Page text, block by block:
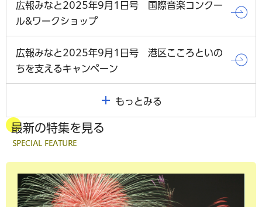
広報みなと2025年9月1日号 国際音楽コンクー
ル&ワークショップ
広報みなと2025年9月1日号 港区こころといの
ちを支えるキャンペーン
もっとみる
最新の特集を見る